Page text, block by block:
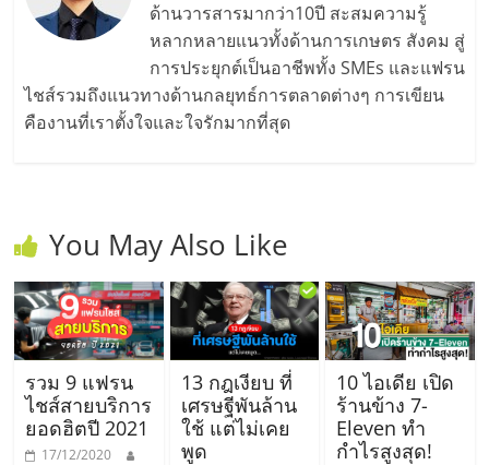
ด้านวารสารมากว่า10ปี สะสมความรู้
หลากหลายแนวทั้งด้านการเกษตร สังคม สู่
การประยุกต์เป็นอาชีพทั้ง SMEs และแฟรน
ไชส์รวมถึงแนวทางด้านกลยุทธ์การตลาดต่างๆ การเขียน
คืองานที่เราตั้งใจและใจรักมากที่สุด
You May Also Like
รวม 9 แฟรน
ไชส์สายบริการ
ยอดฮิตปี 2021
17/12/2020
13 กฎเงียบ ที่
เศรษฐีพันล้าน
ใช้ แต่ไม่เคย
พูด
10 ไอเดีย เปิด
ร้านข้าง 7-
Eleven ทำ
กำไรสูงสุด!